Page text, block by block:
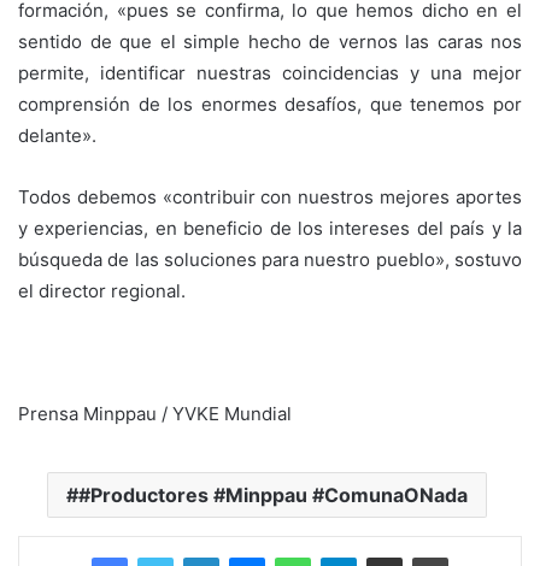
formación, «pues se confirma, lo que hemos dicho en el
sentido de que el simple hecho de vernos las caras nos
permite, identificar nuestras coincidencias y una mejor
comprensión de los enormes desafíos, que tenemos por
delante».
Todos debemos «contribuir con nuestros mejores aportes
y experiencias, en beneficio de los intereses del país y la
búsqueda de las soluciones para nuestro pueblo», sostuvo
el director regional.
Prensa Minppau / YVKE Mundial
#Productores #Minppau #ComunaONada